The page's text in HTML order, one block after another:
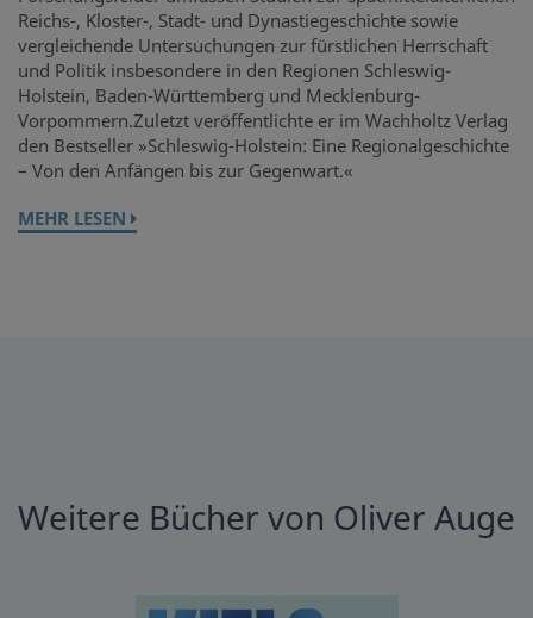
Reichs-, Kloster-, Stadt- und Dynastiegeschichte sowie
vergleichende Untersuchungen zur fürstlichen Herrschaft
und Politik insbesondere in den Regionen Schleswig-
Holstein, Baden-Württemberg und Mecklenburg-
Vorpommern.Zuletzt veröffentlichte er im Wachholtz Verlag
den Bestseller »Schleswig-Holstein: Eine Regionalgeschichte
– Von den Anfängen bis zur Gegenwart.«
MEHR LESEN
Weitere Bücher von Oliver Auge